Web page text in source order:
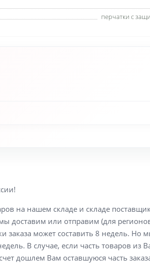
перчатки с
на нашем складе и складе
или отправим (для
может составить 8 недель. Но
В случае, если часть товаров
дошлем Вам оставшуюся часть